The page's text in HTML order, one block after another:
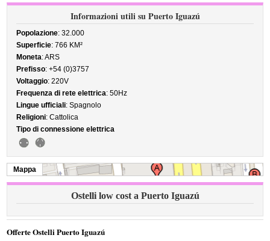
Informazioni utili su Puerto Iguazú
Popolazione: 32.000
Superficie: 766 KM²
Moneta: ARS
Prefisso: +54 (0)3757
Voltaggio: 220V
Frequenza di rete elettrica: 50Hz
Lingue ufficiali: Spagnolo
Religioni: Cattolica
Tipo di connessione elettrica
Mappa
Ostelli low cost a Puerto Iguazú
Offerte Ostelli Puerto Iguazú